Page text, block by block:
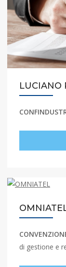
LUCIANO
di gestione e